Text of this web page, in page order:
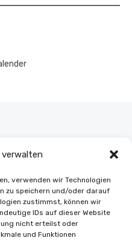
verwalten
verwenden wir Technologien
zu speichern und/oder darauf
zustimmst, können wir
IDs auf dieser Website
nicht erteilst oder
und Funktionen